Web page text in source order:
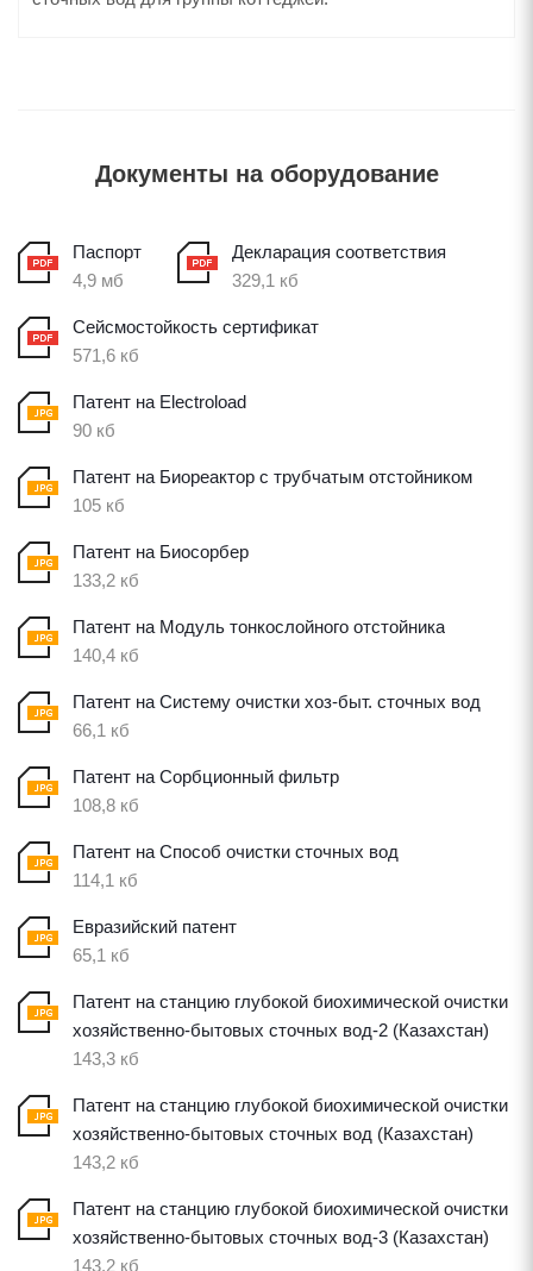
Документы на оборудование
Паспорт
4,9 мб
Декларация соответствия
329,1 кб
Сейсмостойкость сертификат
571,6 кб
Патент на Electroload
90 кб
Патент на Биореактор с трубчатым отстойником
105 кб
Патент на Биосорбер
133,2 кб
Патент на Модуль тонкослойного отстойника
140,4 кб
Патент на Систему очистки хоз-быт. сточных вод
66,1 кб
Патент на Сорбционный фильтр
108,8 кб
Патент на Способ очистки сточных вод
114,1 кб
Евразийский патент
65,1 кб
Патент на станцию глубокой биохимической очистки
хозяйственно-бытовых сточных вод-2 (Казахстан)
143,3 кб
Патент на станцию глубокой биохимической очистки
хозяйственно-бытовых сточных вод (Казахстан)
143,2 кб
Патент на станцию глубокой биохимической очистки
хозяйственно-бытовых сточных вод-3 (Казахстан)
143,2 кб